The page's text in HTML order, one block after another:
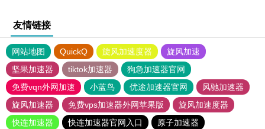
友情链接
网站地图 QuickQ 旋风加速度器
旋风加速
坚果加速器
tiktok加速器
狗急加速器官网
免费vqn外网加速
小蓝鸟 优途加速器官网
风驰加速器
旋风加速器
免费vps加速器外网苹果版
旋风加速度器
快连加速器
快连加速器官网入口
原子加速器